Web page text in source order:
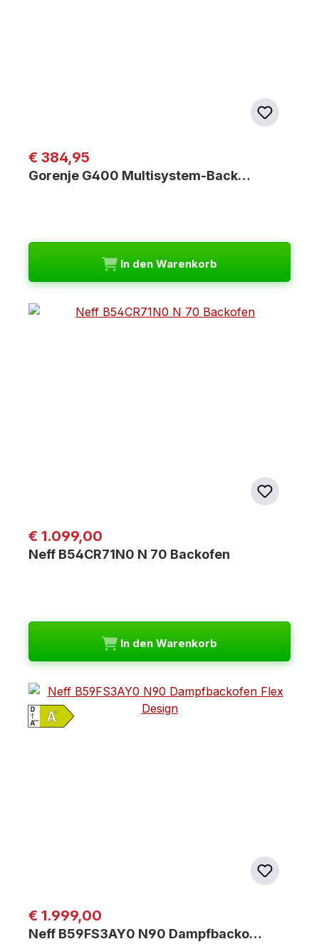
Regulärer Preis:
€ 384,95
Gorenje G400 Multisystem-Back…
In den Warenkorb
Regulärer Preis:
€ 1.099,00
Neff B54CR71N0 N 70 Backofen
In den Warenkorb
Regulärer Preis:
€ 1.999,00
Neff B59FS3AY0 N90 Dampfbacko…